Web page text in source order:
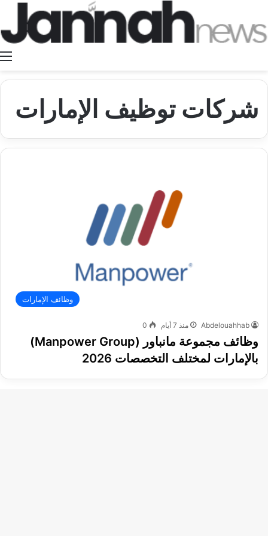
شركات توظيف الإمارات
وظائف الإمارات
Abdelouahhab منذ 7 أيام 0
وظائف مجموعة مانباور (Manpower Group)
بالإمارات لمختلف التخصصات 2026